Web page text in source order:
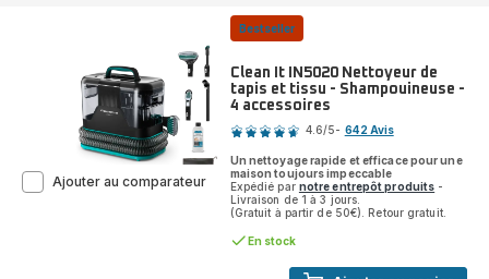
Bestseller
Clean It IN5020 Nettoyeur de
tapis et tissu - Shampouineuse -
4 accessoires
Note
4.6/5- 642 Avis
Un nettoyage rapide et efficace pour une
maison toujours impeccable
Expédié par notre entrepôt produits -
Livraison de 1 à 3 jours.
(Gratuit à partir de 50€). Retour gratuit.
En stock
Ajouter au comparateurClean
IN5020
Nettoyeur